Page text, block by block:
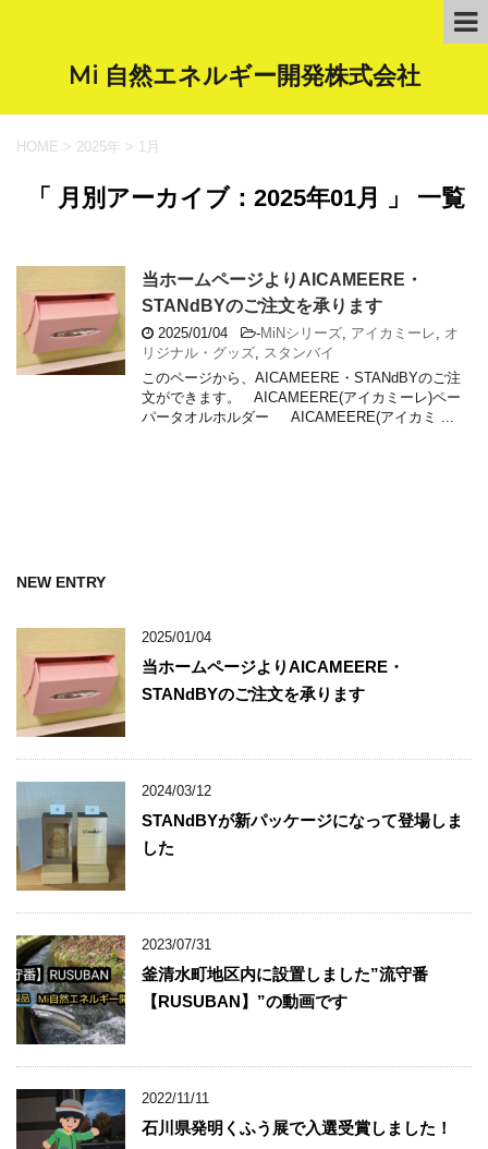
Mi 自然エネルギー開発株式会社
HOME > 2025年 > 1月
「 月別アーカイブ：2025年01月 」 一覧
当ホームページよりAICAMEERE・
STANdBYのご注文を承ります
2025/01/04 -MiNシリーズ アイカミーレ
オ
リジナル・グッズ
スタンバイ
このページから、AICAMEERE・STANdBYのご注
文ができます。 AICAMEERE(アイカミーレ)ペー
パータオルホルダー AICAMEERE(アイカミ ...
NEW ENTRY
2025/01/04
当ホームページよりAICAMEERE・
STANdBYのご注文を承ります
2024/03/12
STANdBYが新パッケージになって登場しま
した
2023/07/31
釜清水町地区内に設置しました”流守番
【RUSUBAN】”の動画です
2022/11/11
石川県発明くふう展で入選受賞しました！